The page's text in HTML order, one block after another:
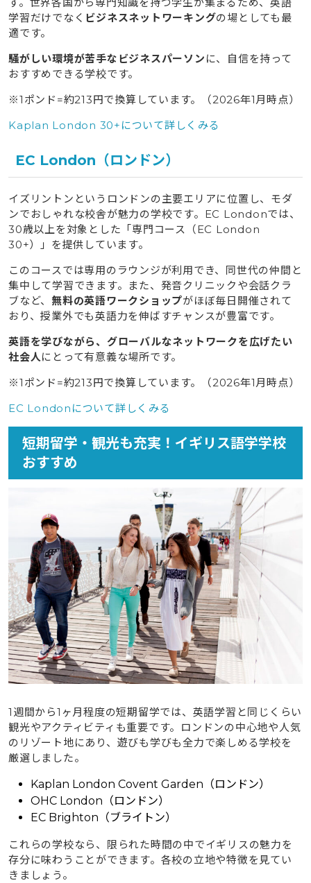
学習だけでなく ビジネスネットワーキングの場としても最
適です。
騒がしい環境が苦手なビジネスパーソン に、自信を持って
おすすめできる学校です。
※1ポンド=約213円で換算しています。（2026年1月時点）
Kaplan London 30+について詳しくみる
EC London（ロンドン）
イズリントンというロンドンの主要エリアに位置し、モダ
ンでおしゃれな校舎が魅力の学校です。EC Londonでは、
30歳以上を対象とした「専門コース（EC London
30+）」を提供しています。
このコースでは専用のラウンジが利用でき、同世代の仲間と
集中して学習できます。また、発音クリニックや会話クラ
ブなど、 無料の英語ワークショップがほぼ毎日開催されて
おり、授業外でも英語力を伸ばすチャンスが豊富です。
英語を学びながら、グローバルなネットワークを広げたい
社会人にとって有意義な場所です。
※1ポンド=約213円で換算しています。（2026年1月時点）
EC Londonについて詳しくみる
短期留学・観光も充実！イギリス語学学校
おすすめ
1週間から1ヶ月程度の短期留学では、英語学習と同じくらい
観光やアクティビティも重要です。ロンドンの中心地や人気
のリゾート地にあり、遊びも学びも全力で楽しめる学校を
厳選しました。
Kaplan London Covent Garden（ロンドン）
OHC London（ロンドン）
EC Brighton（ブライトン）
これらの学校なら、限られた時間の中でイギリスの魅力を
存分に味わうことができます。各校の立地や特徴を見てい
きましょう。